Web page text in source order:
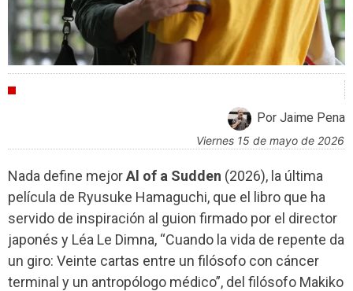
Por Jaime Pena
viernes 15 de mayo de 2026
Nada define mejorAl of a Sudden (2026), la última
película de Ryusuke Hamaguchi, que el libro que ha
servido de inspiración al guion firmado por el director
japonés y Léa Le Dimna, “Cuando la vida de repente da
un giro: Veinte cartas entre un filósofo con cáncer
terminal y un antropólogo médico”, del filósofo Makiko